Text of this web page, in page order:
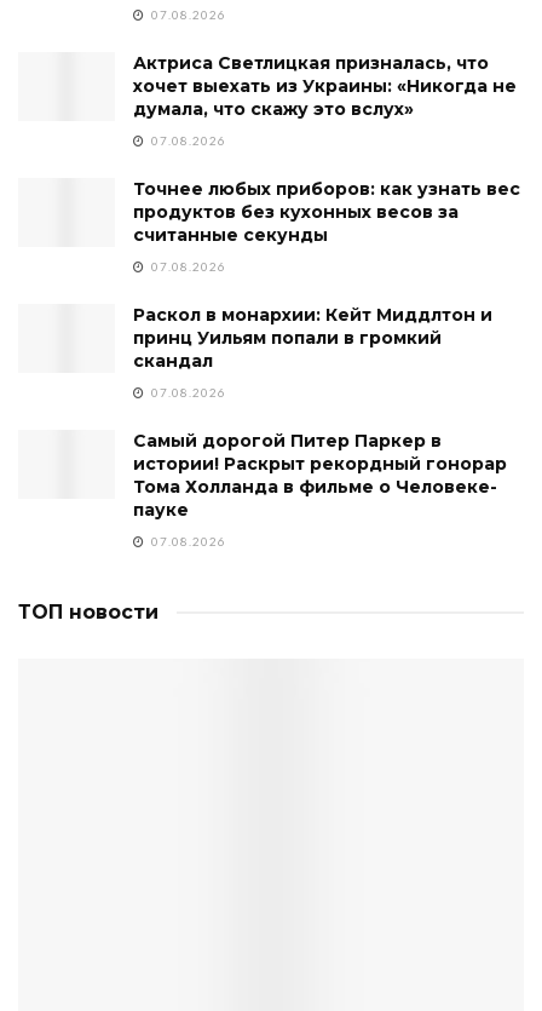
07.08.2026
Актриса Светлицкая призналась, что
хочет выехать из Украины: «Никогда не
думала, что скажу это вслух»
07.08.2026
Точнее любых приборов: как узнать вес
продуктов без кухонных весов за
считанные секунды
07.08.2026
Раскол в монархии: Кейт Миддлтон и
принц Уильям попали в громкий
скандал
07.08.2026
Самый дорогой Питер Паркер в
истории! Раскрыт рекордный гонорар
Тома Холланда в фильме о Человеке-
пауке
07.08.2026
ТОП новости